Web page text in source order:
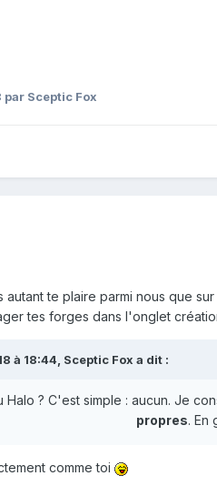
par Sceptic Fox
te plaire parmi nous que sur
tes forges dans l'onglet
à 18:44, Sceptic Fox a dit :
Halo ? C'est simple : aucun. Je
propres. En
comme toi